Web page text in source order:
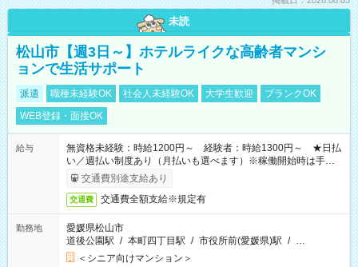
未読
松山市【週3日～】ホテルライクな高齢者マンシ
ョンで生活サポート
派遣 職種未経験OK 社会人未経験OK 大学生歓迎
ブランクOK
WEB登録・面接OK
給与
無資格未経験：時給1200円～ 経験者：時給1300円～ ★日払
い／週払い制度あり（月払いも選べます）※稼働開始時は手続き
完了次第のお支払いとなります。
交通費別途支給あり
交通費 交通費全額支給※規定有
勤務地
愛媛県松山市
道後公園駅 / 本町四丁目駅 / 市役所前(愛媛県)駅 / …
＜シニア向けマンション＞